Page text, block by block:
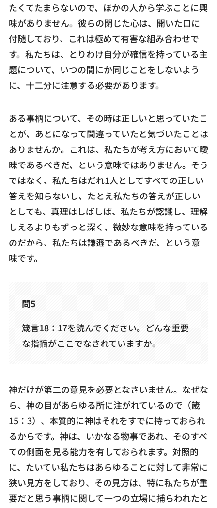
たくてたまらないので、ほかの人から学ぶことに興
味がありません。彼らの閉じた心は、開いた口に
付随しており、これは極めて有害な組み合わせで
す。私たちは、とりわけ自分が確信を持っている主
題について、いつの間にか同じことをしないよう
に、十二分に注意する必要があります。
ある事柄について、その時は正しいと思っていたこ
とが、あとになって間違っていたと気づいたことは
ありませんか。これは、私たちが考え方において曖
昧であるべきだ、という意味ではありません。そう
ではなく、私たちはだれ1人としてすべての正しい
答えを知らないし、たとえ私たちの答えが正しい
としても、真理はしばしば、私たちが認識し、理解
しえるよりもずっと深く、微妙な意味を持っている
のだから、私たちは謙遜であるべきだ、という意
味です。
問5
箴言18：17を読んでください。どんな重要
な指摘がここでなされていますか。
神だけが第二の意見を必要となさいません。なぜな
ら、神の目があらゆる所に注がれているので（箴
15：3）、本質的に神はそれをすでに持っておられ
るからです。神は、いかなる物事であれ、そのすべ
ての側面を見る能力を有しておられます。対照的
に、たいてい私たちはあらゆることに対して非常に
狭い見方をしており、その見方は、特に私たちが重
要だと思う事柄に関して一つの立場に捕らわれたと